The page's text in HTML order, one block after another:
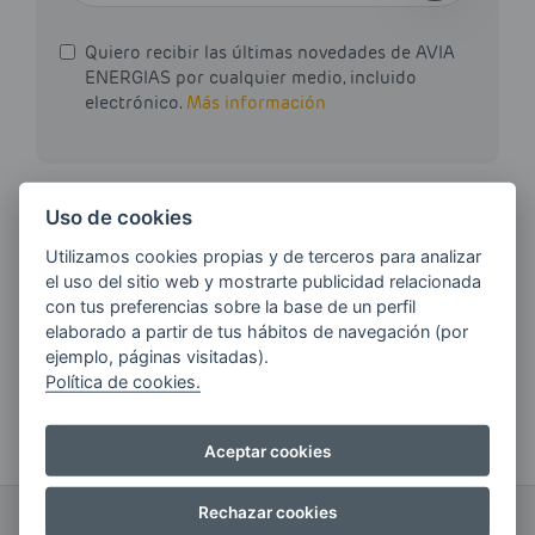
Quiero recibir las últimas novedades de AVIA
ENERGIAS por cualquier medio, incluido
electrónico. Más información
pedido escríbenos a:
contacto@clickgasoil.com
Uso de cookies
Utilizamos cookies propias y de terceros para analizar
el uso del sitio web y mostrarte publicidad relacionada
con tus preferencias sobre la base de un perfil
elaborado a partir de tus hábitos de navegación (por
ejemplo, páginas visitadas).
Política de cookies.
Aceptar cookies
Rechazar cookies